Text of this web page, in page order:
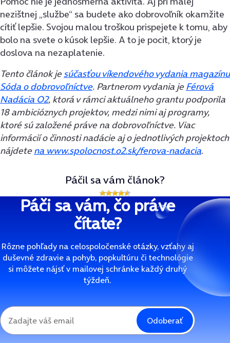
nezištnej „službe“ sa budete ako dobrovoľník okamžite
cítiť lepšie. Svojou malou troškou prispejete k tomu, aby
bolo na svete o kúsok lepšie. A to je pocit, ktorý je
doslova na nezaplatenie.
Tento článok jesúčasťou víkendového vydania magazínu
Sóda o dobrovoľníctve. Partnerom vydania jeFérová
Nadácia O2, ktorá v rámci aktuálneho grantu podporila
18 ambicióznych projektov, medzi nimi aj programy,
ktoré sú založené práve na dobrovoľníctve. Viac
informácií o činnosti nadácie aj o jednotlivých projektoch
nájdetena www.spolocnost.o2.sk/ferova-nadacia.
Páčil sa vám článok?
Páči sa vám, čo práve
čítate?
Rôzne pohľady na celospoločenské otázky, vzťahy aj
duševné zdravie a pohyb, popkultúru či technológie
si môžete nájsť v mailovej schránke každý druhý
týždeň.
Odoberať